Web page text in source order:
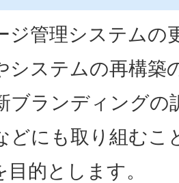
ジ管理システムの
システムの再構築
ブランディングの
どにも取り組むこ
的とします。